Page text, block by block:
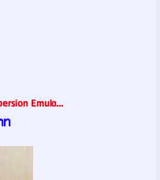
Emula...
ท